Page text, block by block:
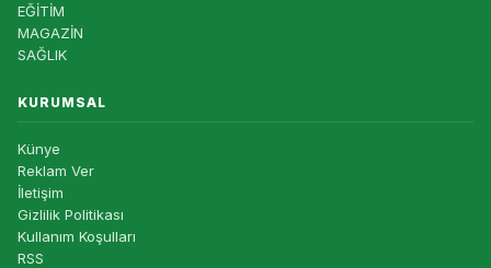
EĞİTİM
MAGAZİN
SAĞLIK
KURUMSAL
Künye
Reklam Ver
İletişim
Gizlilik Politikası
Kullanım Koşulları
RSS